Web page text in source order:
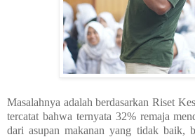
Masalahnya adalah berdasarkan Riset
tercatat bahwa ternyata 32% remaja
dari asupan makanan yang tidak baik,